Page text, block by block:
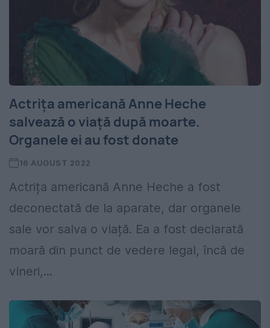
Actrița americană Anne Heche
salvează o viață după moarte.
Organele ei au fost donate
16 AUGUST 2022
Actrița americană Anne Heche a fost
deconectată de la aparate, dar organele
sale vor salva o viață. Ea a fost declarată
moară din punct de vedere legal, încă de
vineri,...